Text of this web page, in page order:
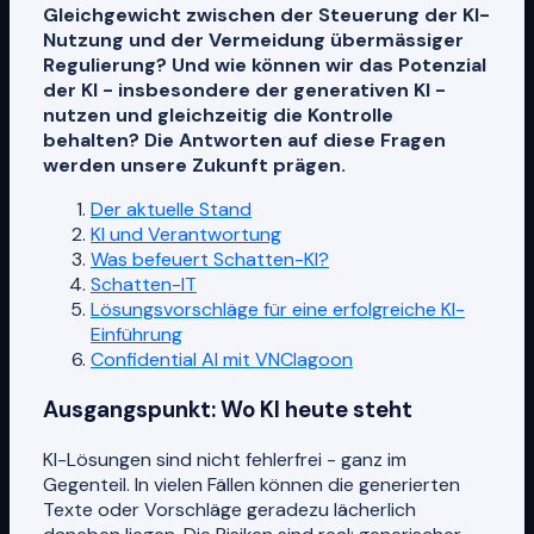
Gleichgewicht zwischen der Steuerung der KI-
Nutzung und der Vermeidung übermässiger
Regulierung? Und wie können wir das Potenzial
der KI - insbesondere der generativen KI -
nutzen und gleichzeitig die Kontrolle
behalten? Die Antworten auf diese Fragen
werden unsere Zukunft prägen.
Der aktuelle Stand
KI und Verantwortung
Was befeuert Schatten-KI?
Schatten-IT
Lösungsvorschläge für eine erfolgreiche KI-
Einführung
Confidential AI mit VNClagoon
Ausgangspunkt: Wo KI heute steht
KI-Lösungen sind nicht fehlerfrei - ganz im
Gegenteil. In vielen Fällen können die generierten
Texte oder Vorschläge geradezu lächerlich